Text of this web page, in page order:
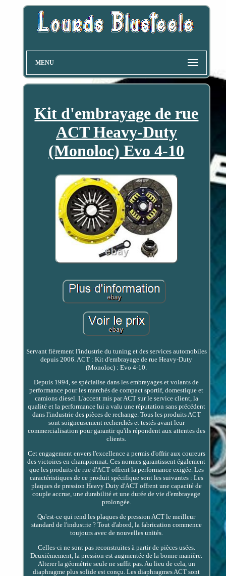
MENU
Kit d'embrayage de rue
ACT Heavy-Duty
(Monoloc) Evo 4-10
Servant fièrement l'industrie du tuning et des services automobiles
depuis 2006. ACT : Kit d'embrayage de rue Heavy-Duty
(Monoloc) : Evo 4-10.
Depuis 1994, se spécialise dans les embrayages et volants de
performance pour les marchés de compact sportif, domestique et
camions diesel. L'accent mis par ACT sur le service client, la
qualité et la performance lui a valu une réputation sans précédent
dans l'industrie des pièces de rechange. Tous les produits ACT
sont soigneusement recherchés et testés avant leur
commercialisation pour garantir qu'ils répondent aux attentes des
clients.
Cet engagement envers l'excellence a permis d'offrir aux coureurs
des victoires en championnat. Ces normes garantissent également
que les produits de rue d'ACT offrent la performance exigée. Les
caractéristiques de ce produit spécifique sont les suivantes : Les
plaques de pression Heavy Duty d'ACT offrent une capacité de
couple accrue, une durabilité et une durée de vie d'embrayage
prolongée.
Qu'est-ce qui rend les plaques de pression ACT le meilleur
standard de l'industrie ? Tout d'abord, la fabrication commence
toujours avec de nouvelles unités.
Celles-ci ne sont pas reconstruites à partir de pièces usées.
Deuxièmement, la pression est augmentée de la bonne manière.
Alterer la géométrie seule ne suffit pas. Au lieu de cela, un
diaphragme plus solide est conçu. Les diaphragmes ACT sont